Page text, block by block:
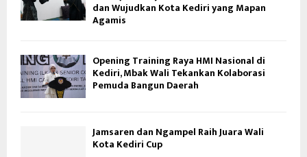
dan Wujudkan Kota Kediri yang Mapan
Agamis
Opening Training Raya HMI Nasional di
Kediri, Mbak Wali Tekankan Kolaborasi
Pemuda Bangun Daerah
Jamsaren dan Ngampel Raih Juara Wali
Kota Kediri Cup